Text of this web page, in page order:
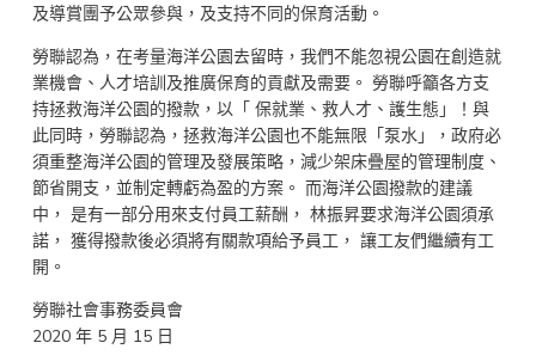
及導賞團予公眾參與，及支持不同的保育活動。
勞聯認為，在考量海洋公園去留時，我們不能忽視公園在創造就
業機會、人才培訓及推廣保育的貢獻及需要。 勞聯呼籲各方支
持拯救海洋公園的撥款，以「 保就業、救人才、護生態」！與
此同時，勞聯認為，拯救海洋公園也不能無限「泵水」，政府必
須重整海洋公園的管理及發展策略，減少架床疊屋的管理制度、
節省開支，並制定轉虧為盈的方案。 而海洋公園撥款的建議
中， 是有一部分用來支付員工薪酬， 林振昇要求海洋公園須承
諾， 獲得撥款後必須將有關款項給予員工， 讓工友們繼續有工
開。
勞聯社會事務委員會
2020 年 5 月 15 日